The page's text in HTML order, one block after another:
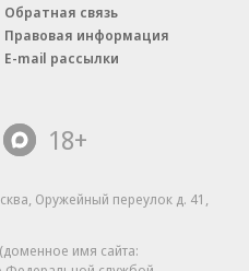
Обратная связь
Правовая информация
E-mail рассылки
18+
Оружейный переулок д. 41,
имя сайта: